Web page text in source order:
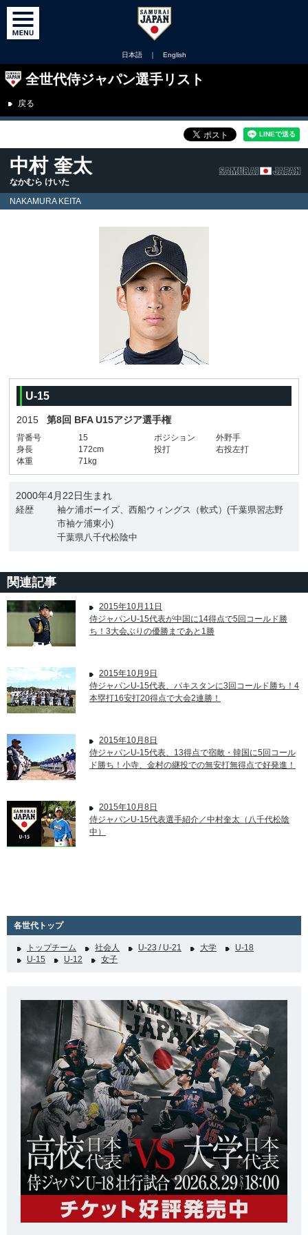
日本語 ｜ English
全世代侍ジャパン選手リスト
戻る
中村 奎太
なかむら けいた
NAKAMURA KEITA
U-15
2015 第8回 BFA U15アジア選手権
背番号 15 ポジション
外野手
身長
172cm 投打
右投左打
体重
71kg
2000年4月22日生まれ
経歴
袖ケ浦ボーイズ、西船ウィングス（軟式）(千葉県習志野
市袖ケ浦東小)
千葉県八千代松陰中
関連記事
2015年10月11日
侍ジャパンU-15代表が中国に14得点で5回コールド勝
ち！3大会ぶりの優勝まであと1勝
2015年10月9日
侍ジャパンU-15代表、パキスタンに3回コールド勝ち！4
本塁打16安打20得点で大会2連勝！
2015年10月8日
侍ジャパンU-15代表、13得点で宿敵・韓国に5回コール
ド勝ち！小寺、金村の継投での無安打無得点で好発進！
2015年10月8日
侍ジャパンU-15代表選手紹介／中村奎太（八千代松陰
中）
各世代トップ
トップチーム 社会人 U-23 / U-21 大学
U-18
U-15
U-12 女子